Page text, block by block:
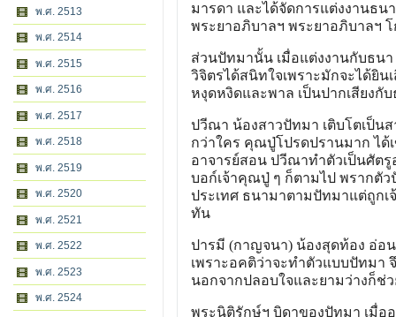
พ.ศ. 2513
พ.ศ. 2514
พ.ศ. 2515
พ.ศ. 2516
พ.ศ. 2517
พ.ศ. 2518
พ.ศ. 2519
พ.ศ. 2520
พ.ศ. 2521
พ.ศ. 2522
พ.ศ. 2523
พ.ศ. 2524
มารดา และได้จัดการแต่งงานธน
พระยาอภิบาลฯ พระยาอภิบาลฯ
ส่วนปัทมานั้น เมื่อแต่งงานกับธน
วิจิตรได้สนิทใจเพราะมักจะได้ยิ
หงุดหงิดและพาล เป็นปากเสียงกั
ปวีณา น้องสาวปัทมา เติบโตเป็น
กว่าใคร คุณปู่โปรดปรานมาก ได้
อาจารย์สอน ปวีณาทําตัวเป็นศัต
บอก์เจ้าคุณปู่ ๆ ก็ตามไป พรากตัว
ประเทศ ธนามาตามปัทมาแต่ถูก
ทัน
ปารมี (กาญจนา) น้องสุดท้อง อ่อ
เพราะอคติว่าจะทําตัวแบบปัทมา
นอกจากปลอบใจและยามว่างก็
พระนิติรักษ์ฯ บิดาของปัทมา เมื่อ